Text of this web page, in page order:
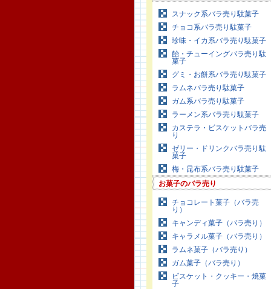
スナック系バラ売り駄菓子
チョコ系バラ売り駄菓子
珍味・イカ系バラ売り駄菓子
飴・チューイングバラ売り駄
菓子
グミ・お餅系バラ売り駄菓子
ラムネバラ売り駄菓子
ガム系バラ売り駄菓子
ラーメン系バラ売り駄菓子
カステラ・ビスケットバラ売
り
ゼリー・ドリンクバラ売り駄
菓子
梅・昆布系バラ売り駄菓子
お菓子のバラ売り
チョコレート菓子（バラ売
り）
キャンディ菓子（バラ売り）
キャラメル菓子（バラ売り）
ラムネ菓子（バラ売り）
ガム菓子（バラ売り）
ビスケット・クッキー・焼菓
子